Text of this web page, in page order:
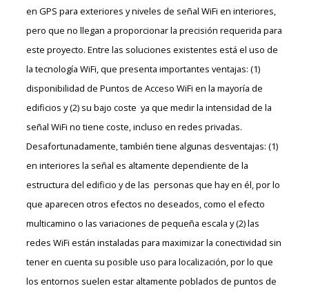
en GPS para exteriores y niveles de señal WiFi en interiores,
pero que no llegan a proporcionar la precisión requerida para
este proyecto. Entre las soluciones existentes está el uso de
la tecnología WiFi, que presenta importantes ventajas: (1)
disponibilidad de Puntos de Acceso WiFi en la mayoría de
edificios y (2) su bajo coste ya que medir la intensidad de la
señal WiFi no tiene coste, incluso en redes privadas.
Desafortunadamente, también tiene algunas desventajas: (1)
en interiores la señal es altamente dependiente de la
estructura del edificio y de las personas que hay en él, por lo
que aparecen otros efectos no deseados, como el efecto
multicamino o las variaciones de pequeña escala y (2) las
redes WiFi están instaladas para maximizar la conectividad sin
tener en cuenta su posible uso para localización, por lo que
los entornos suelen estar altamente poblados de puntos de